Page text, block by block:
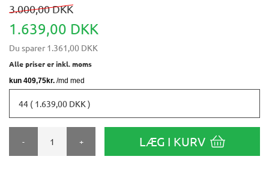
3.000,00 DKK
1.639,00 DKK
Du sparer 1.361,00 DKK
Alle priser er inkl. moms
44 ( 1.639,00 DKK )
- + LÆG I KURV